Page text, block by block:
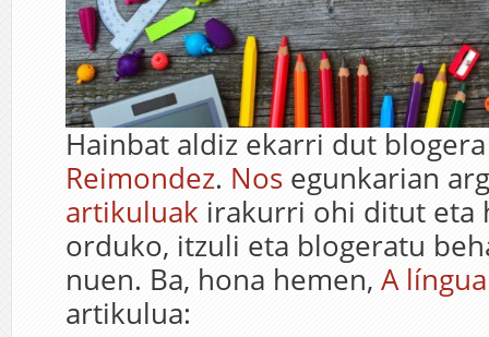
Hainbat aldiz ekarri dut
Reimondez. Nos egunkarian
artikuluak irakurri ohi ditut eta
orduko, itzuli eta blogeratu
nuen. Ba, hona hemen, A
artikulua: